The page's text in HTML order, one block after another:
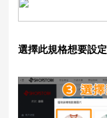
選擇此規格想要設